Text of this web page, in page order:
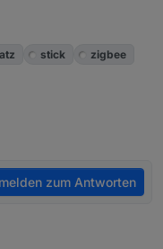
stick
zigbee
zum Antworten